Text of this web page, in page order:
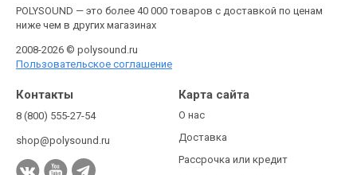
POLYSOUND — это более 40 000 товаров с доставкой по ценам
ниже чем в других магазинах
2008-2026 © polysound.ru
Пользовательское соглашение
Контакты
8 (800) 555-27-54
shop@polysound.ru
Карта сайта
О нас
Доставка
Рассрочка или кредит